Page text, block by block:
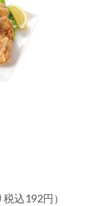
込192円）